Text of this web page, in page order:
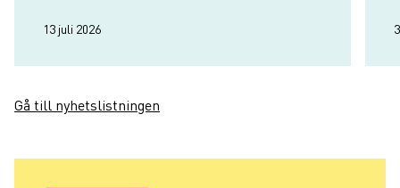
13 juli 2026
Gå till nyhetslistningen